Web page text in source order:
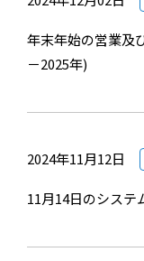
年末年始の営業及
－2025年)
2024年11月12日
11月14日のシステ